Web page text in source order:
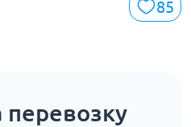
85
перевозку